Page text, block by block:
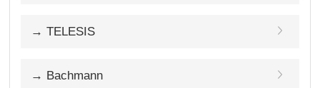
→ TELESIS
→ Bachmann